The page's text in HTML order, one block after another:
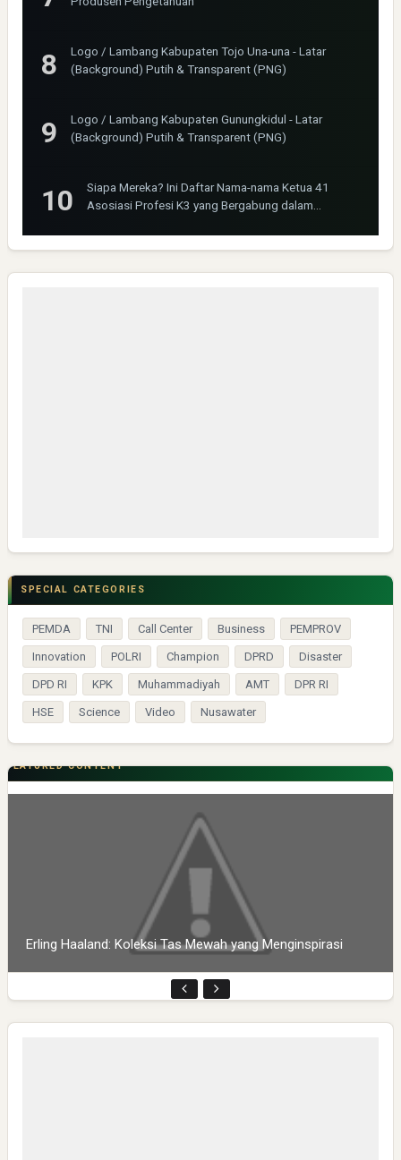
Logo / Lambang Kabupaten Tojo Una-una - Latar
(Background) Putih & Transparent (PNG)
Logo / Lambang Kabupaten Gunungkidul - Latar
(Background) Putih & Transparent (PNG)
Siapa Mereka? Ini Daftar Nama-nama Ketua 41
Asosiasi Profesi K3 yang Bergabung dalam
SPECIAL CATEGORIES
PEMDA TNI Call Center Business PEMPROV
Innovation POLRI Champion DPRD Disaster
DPD RI KPK Muhammadiyah AMT DPR RI
HSE Science Video Nusawater
FEATURED CONTENT
Erling Haaland: Koleksi Tas Mewah yang Menginspirasi